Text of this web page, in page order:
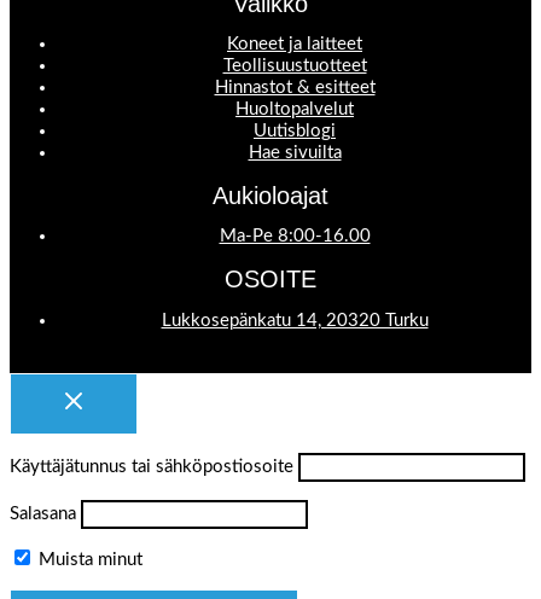
Koneet ja laitteet
Teollisuustuotteet
Hinnastot & esitteet
Huoltopalvelut
Uutisblogi
Hae sivuilta
Aukioloajat
Ma-Pe 8:00-16.00
OSOITE
Lukkosepänkatu 14, 20320 Turku
Käyttäjätunnus tai sähköpostiosoite
Salasana
Muista minut